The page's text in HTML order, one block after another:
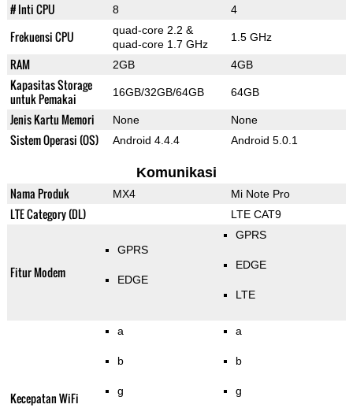
# Inti CPU 8 4
Frekuensi CPU
quad-core 2.2 &
quad-core 1.7 GHz
1.5 GHz
RAM 2GB 4GB
Kapasitas Storage
untuk Pemakai
16GB/32GB/64GB 64GB
Jenis Kartu Memori None None
Sistem Operasi (OS) Android 4.4.4 Android 5.0.1
Komunikasi
Nama Produk MX4 Mi Note Pro
LTE Category (DL) LTE CAT9
Fitur Modem
GPRS
EDGE
GPRS
EDGE
LTE
Kecepatan WiFi
a
b
g
a
b
g